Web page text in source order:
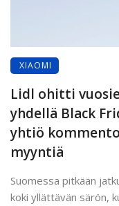
XIAOMI
Lidl ohitti
yhdellä Black
yhtiö
myyntiä
Suomessa pitkään
koki yllättävän särön,